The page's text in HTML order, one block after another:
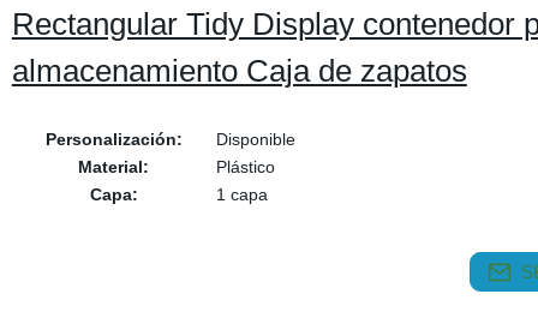
Rectangular Tidy Display contenedor
almacenamiento Caja de zapatos
Personalización:
Disponible
Material:
Plástico
Capa:
1 capa